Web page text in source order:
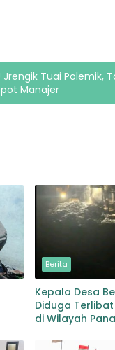
Jrengik Tuai Polemik,
Manajer
Berita
Kepala Desa
Diduga Terlibat
di Wilayah